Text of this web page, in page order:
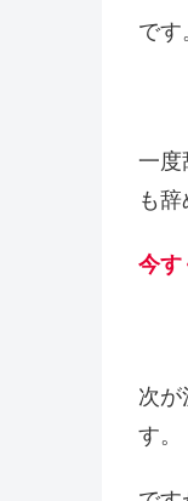
です。
一
も
今
次
す。